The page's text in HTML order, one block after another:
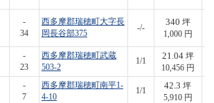
-
34
西多摩郡瑞穂町大字長
岡長谷部375
-/-
340 坪
1,000 円
-
23
西多摩郡瑞穂町武蔵
503-2
1/1
21.04坪
10,456 円
-
7
西多摩郡瑞穂町南平1-
4-10
1/1
42.3 坪
5,910 円